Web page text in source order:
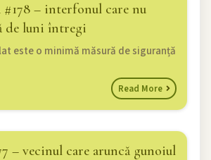
#178 – interfonul care nu
de luni întregi
este o minimă măsură de siguranță
Read More
– vecinul care aruncă gunoiul